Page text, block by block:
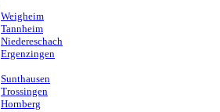
Weigheim
Tannheim
Niedereschach
Ergenzingen
Sunthausen
Trossingen
Hornberg